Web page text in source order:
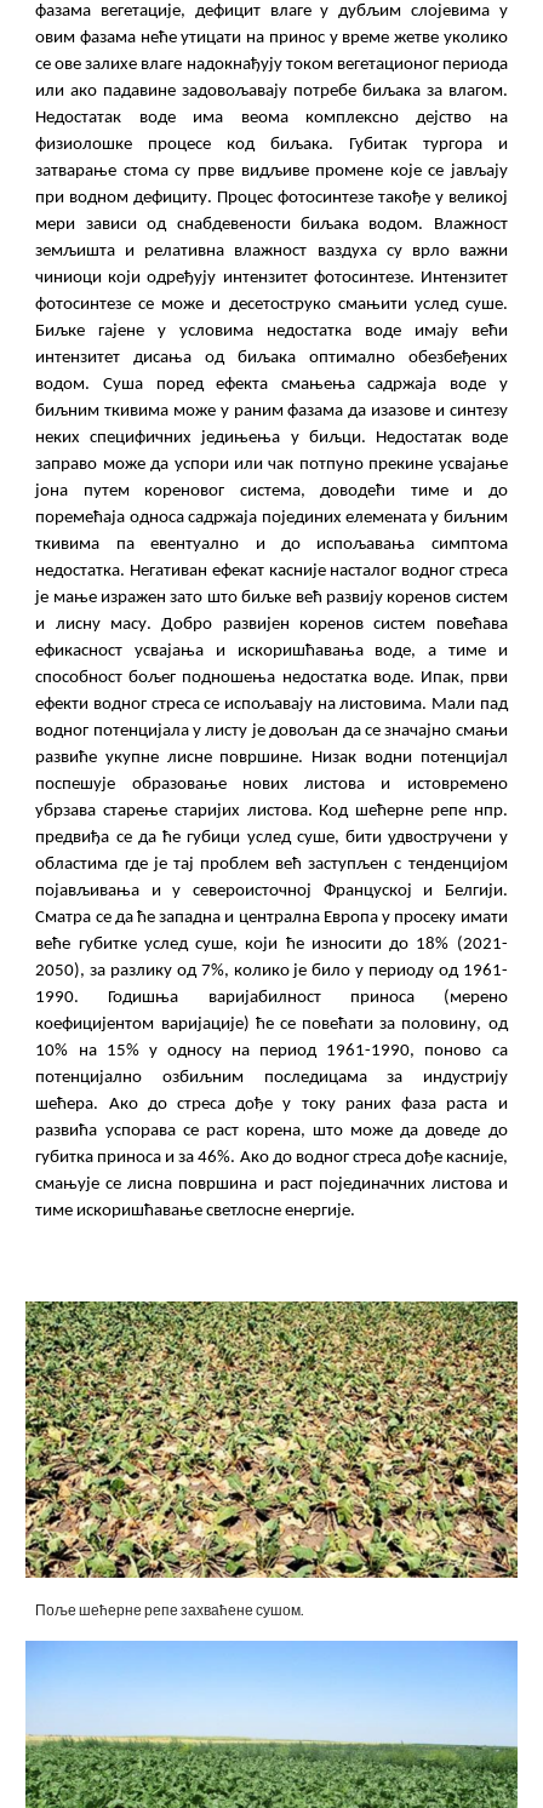
фазама вегетације, дефицит влаге у дубљим слојевима у
овим фазама неће утицати на принос у време жетве уколико
се ове залихе влаге надокнађују током вегетационог периода
или ако падавине задовољавају потребе биљака за влагом.
Недостатак воде има веома комплексно дејство на
физиолошке процесе код биљака. Губитак тургора и
затварање стома су прве видљиве промене које се јављају
при водном дефициту. Процес фотосинтезе такође у великој
мери зависи од снабдевености биљака водом. Влажност
земљишта и релативна влажност ваздуха су врло важни
чиниоци који одређују интензитет фотосинтезе. Интензитет
фотосинтезе се може и десетоструко смањити услед суше.
Биљке гајене у условима недостатка воде имају већи
интензитет дисања од биљака оптимално обезбеђених
водом. Суша поред ефекта смањења садржаја воде у
биљним ткивима може у раним фазама да изазове и синтезу
неких специфичних једињења у биљци. Недостатак воде
заправо може да успори или чак потпуно прекине усвајање
јона путем кореновог система, доводећи тиме и до
поремећаја односа садржаја појединих елемената у биљним
ткивима па евентуално и до испољавања симптома
недостатка. Негативан ефекат касније насталог водног стреса
је мање изражен зато што биљке већ развију коренов систем
и лисну масу. Добро развијен коренов систем повећава
ефикасност усвајања и искоришћавања воде, а тиме и
способност бољег подношења недостатка воде. Ипак, први
ефекти водног стреса се испољавају на листовима. Мали пад
водног потенцијала у листу је довољан да се значајно смањи
развиће укупне лисне површине. Низак водни потенцијал
поспешује образовање нових листова и истовремено
убрзава старење старијих листова. Код шећерне репе нпр.
предвиђа се да ће губици услед суше, бити удвостручени у
областима где је тај проблем већ заступљен с тенденцијом
појављивања и у североисточној Француској и Белгији.
Сматра се да ће западна и централна Европа у просеку имати
веће губитке услед суше, који ће износити до 18% (2021-
2050), за разлику од 7%, колико је било у периоду од 1961-
1990. Годишња варијабилност приноса (мерено
коефицијентом варијације) ће се повећати за половину, од
10% на 15% у односу на период 1961-1990, поново са
потенцијално озбиљним последицама за индустрију
шећера. Ако до стреса дође у току раних фаза раста и
развића успорава се раст корена, што може да доведе до
губитка приноса и за 46%. Ако до водног стреса дође касније,
смањује се лисна површина и раст појединачних листова и
тиме искоришћавање светлосне енергије.
Поље шећерне репе захваћене сушом.